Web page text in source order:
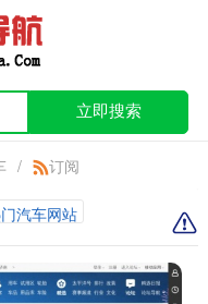
立即搜索
/ 订阅
汽车网站